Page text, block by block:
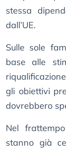
stessa
dall’UE.
Sulle sole
base alle
gli obiettivi
dovrebbero
Nel
stanno già